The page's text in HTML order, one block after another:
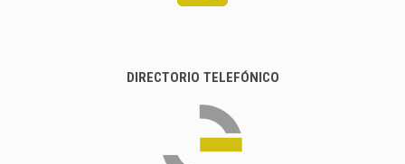
DIRECTORIO TELEFÓNICO